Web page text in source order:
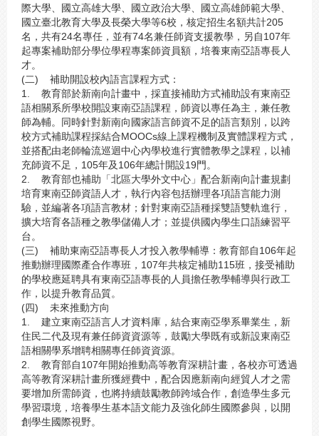
際大學、國立高雄大學、國立政治大學、國立高雄師範大學、
國立臺北教育大學及長榮大學等6校，核定招生名額共計205
名，共有24名專任，並有74名兼任師資支援教學，另自107年
起專案補助部分學位學程專案師資員額，培養東南亞語專長人
才。
(二) 補助開設校內語言課程方式：
1. 教育部於新南向計畫中，採直接補助方式補助設有東南亞
語相關系所學校開設東南亞語課程，師資以專任為主，兼任教
師為輔。同時針對新南向國家語言師資不足的語言類別，以跨
校方式補助課程採結合MOOCs線上課程機制及實體課程方式，
並搭配由老師輪流巡迴中心內學校進行實體教學之課程，以補
充師資不足，105年及106年總計開設19門。
2. 教育部也補助「北區大學外文中心」配合新南向計畫規劃
培育東南亞師資語人才，執行內容包括辦理各項語言能力測
驗，並編著各項語言教材；針對東南亞語種採雙語雙軌進行，
擴大培育各語種之教學儲備人才；並提供國內學生口語練習平
台。
(三) 補助東南亞語專長人才投入教學輔導：教育部自106年起
推動辦理國際產合作專班，107年共核定補助115班，接受補助
的學校應延聘具有東南亞語專長的人員擔任教學輔導與行政工
作，以提升教育品質。
(四) 未來推動方向
1. 建立東南亞語言人才資料庫，結合東南亞學系畢業生，新
住民二代及現有兼任師資資源等，鼓勵大學既有或新設東南亞
語相關學系增聘相關專任師資資源。
2. 教育部自107年開始推動高等教育深耕計畫，各校亦可透過
高等教育深耕計畫所獲經費中，配合因應新南向經貿人才之需
要增加所需師資，也將持續鼓勵教師跨域合作，創造學生多元
學習環境，培養學生基本語文能力及強化師生國際參與，以開
創學生國際視野。